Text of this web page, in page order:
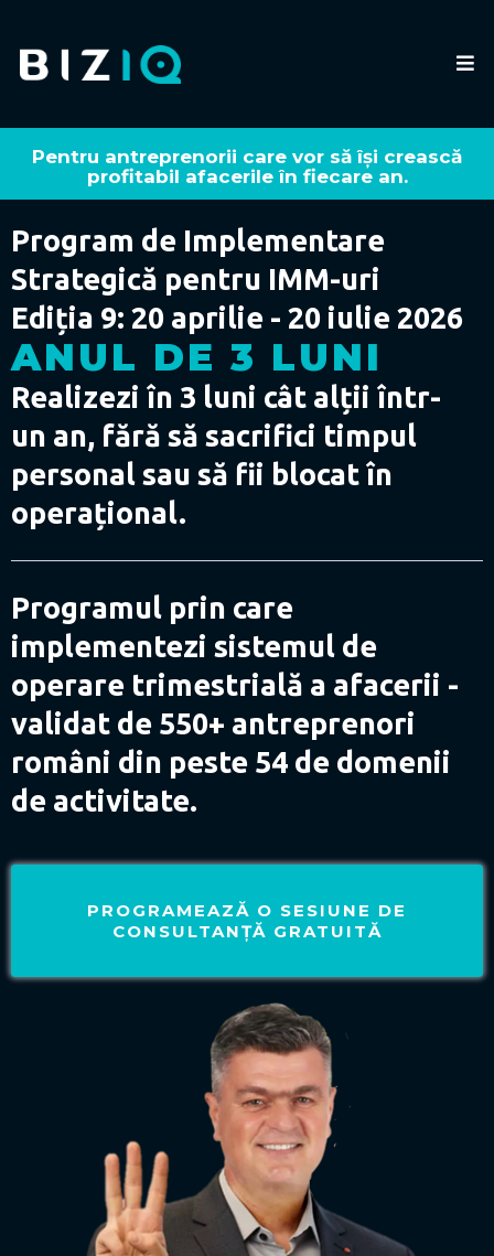
Pentru antreprenorii care vor să își crească
profitabil afacerile în fiecare an.
Program de Implementare
Strategică pentru IMM-uri
Ediția 9: 20 aprilie - 20 iulie 2026
ANUL DE 3 LUNI
Realizezi în 3 luni cât alții într-
un an, fără să sacrifici timpul
personal sau să fii blocat în
operațional.
Programul prin care
implementezi sistemul de
operare trimestrială a afacerii -
validat de 550+ antreprenori
români din peste 54 de domenii
de activitate.
PROGRAMEAZĂ O SESIUNE DE
CONSULTANȚĂ GRATUITĂ